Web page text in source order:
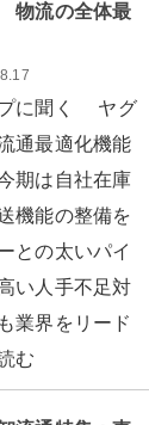
物流の全体最
に聞く ヤグ
通最適化機能
期は自社在庫
機能の整備を
との太いパイ
い人手不足対
業界をリード
む